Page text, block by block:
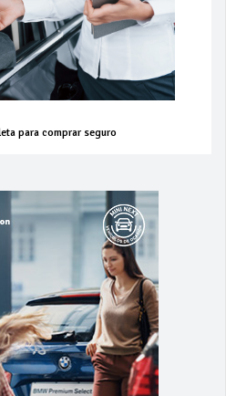
para comprar seguro